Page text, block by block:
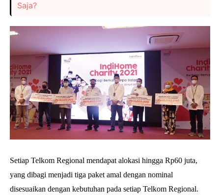
Saja?
Setiap Telkom Regional mendapat alokasi hingga Rp60 juta,
yang dibagi menjadi tiga paket amal dengan nominal
disesuaikan dengan kebutuhan pada setiap Telkom Regional.